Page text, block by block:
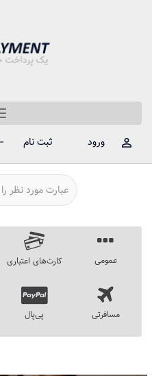
ورود
ثبت نام
عمومی کارت‌های اعتباری
مسافرتی پی‌پال